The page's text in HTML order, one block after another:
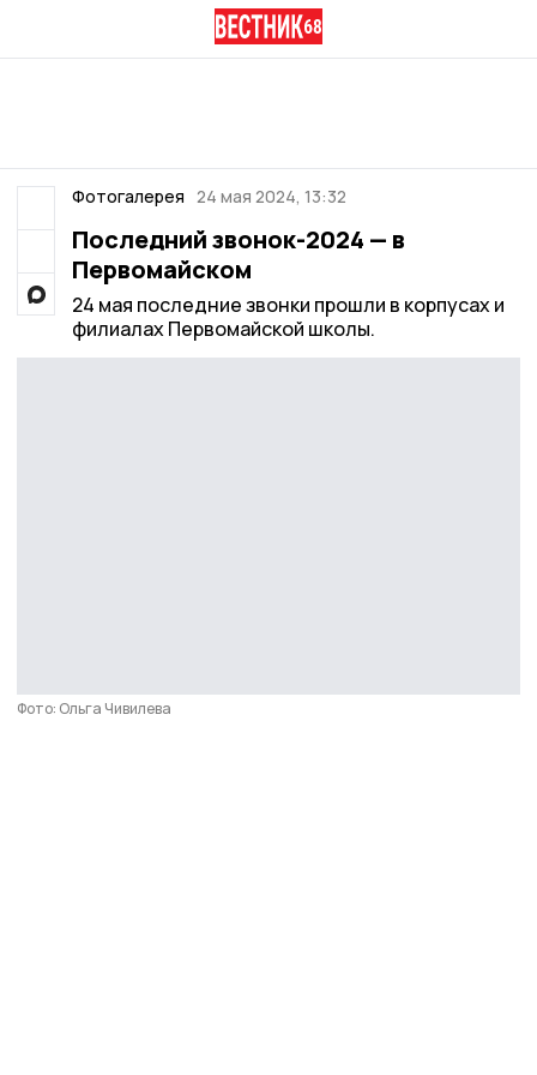
Фотогалерея 24 мая 2024, 13:32
Последний звонок-2024 — в
Первомайском
24 мая последние звонки прошли в корпусах и
филиалах Первомайской школы.
Фото: Ольга Чивилева